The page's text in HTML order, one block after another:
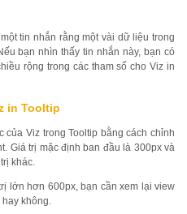
tin nhắn rằng một vài dữ liệu trong
bạn nhìn thấy tin nhắn này, bạn có
rộng trong các tham số cho Viz in
in Tooltip
Viz trong Tooltip bằng cách chỉnh
Giá trị mặc định ban đầu là 300px và
khác.
lớn hơn 600px, bạn cần xem lại view
không.